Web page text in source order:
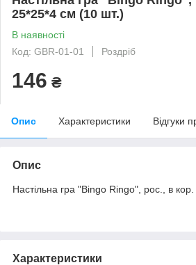
25*25*4 см (10 шт.)
В наявності
Код: GBR-01-01
Роздріб
146 ₴
Опис Характеристики Відгуки
Опис
Настільна гра "Bingo Ringo", рос., в
Характеристики